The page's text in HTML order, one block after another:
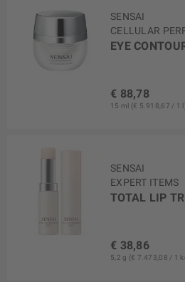
SENSAI
CELLULAR
EYE
€ 88,78
15 ml (€ 5.918,67 / 1
SENSAI
EXPERT ITEMS
TOTAL LIP
€ 38,86
5,2 g (€ 7.473,08 / 1